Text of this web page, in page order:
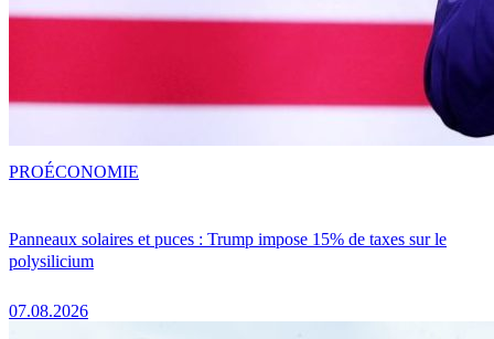
Panneaux solaires et puces : Trump impose 15% de taxes sur le
polysilicium
07.08.2026
PROÉCONOMIE